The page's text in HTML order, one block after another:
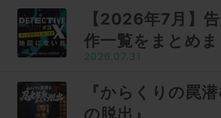
【2026年7月】
作一覧をまとめ
2026.07.31
『からくりの罠
の脱出』